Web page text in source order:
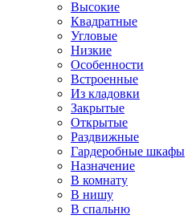
Высокие
Квадратные
Угловые
Низкие
Особенности
Встроенные
Из кладовки
Закрытые
Открытые
Раздвижные
Гардеробные шкафы
Назначение
В комнату
В нишу
В спальню